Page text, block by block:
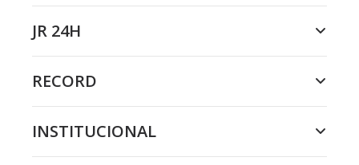
JR 24H
RECORD
INSTITUCIONAL